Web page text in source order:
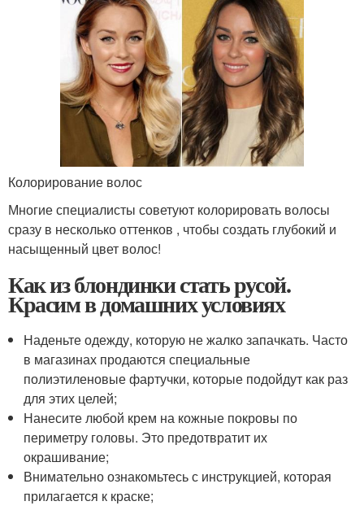
Колорирование волос
Многие специалисты советуют колорировать волосы
сразу в несколько оттенков , чтобы создать глубокий и
насыщенный цвет волос!
Как из блондинки стать русой.
Красим в домашних условиях
Наденьте одежду, которую не жалко запачкать. Часто
в магазинах продаются специальные
полиэтиленовые фартучки, которые подойдут как раз
для этих целей;
Нанесите любой крем на кожные покровы по
периметру головы. Это предотвратит их
окрашивание;
Внимательно ознакомьтесь с инструкцией, которая
прилагается к краске;